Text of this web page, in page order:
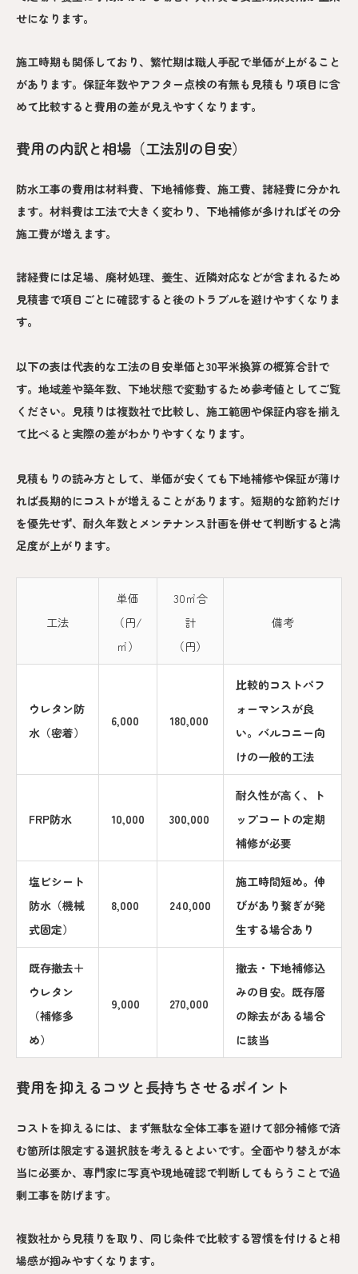
せになります。
施工時期も関係しており、繁忙期は職人手配で単価が上がること
があります。保証年数やアフター点検の有無も見積もり項目に含
めて比較すると費用の差が見えやすくなります。
費用の内訳と相場（工法別の目安）
防水工事の費用は材料費、下地補修費、施工費、諸経費に分かれ
ます。材料費は工法で大きく変わり、下地補修が多ければその分
施工費が増えます。
諸経費には足場、廃材処理、養生、近隣対応などが含まれるため
見積書で項目ごとに確認すると後のトラブルを避けやすくなりま
す。
以下の表は代表的な工法の目安単価と30平米換算の概算合計で
す。地域差や築年数、下地状態で変動するため参考値としてご覧
ください。見積りは複数社で比較し、施工範囲や保証内容を揃え
て比べると実際の差がわかりやすくなります。
見積もりの読み方として、単価が安くても下地補修や保証が薄け
れば長期的にコストが増えることがあります。短期的な節約だけ
を優先せず、耐久年数とメンテナンス計画を併せて判断すると満
足度が上がります。
工法
単価
（円/
㎡）
30㎡合
計
（円）
備考
ウレタン防
水（密着）
6,000 180,000
比較的コストパフ
ォーマンスが良
い。バルコニー向
けの一般的工法
FRP防水 10,000 300,000
耐久性が高く、ト
ップコートの定期
補修が必要
塩ビシート
防水（機械
式固定）
8,000 240,000
施工時間短め。伸
びがあり繋ぎが発
生する場合あり
既存撤去＋
ウレタン
（補修多
め）
9,000 270,000
撤去・下地補修込
みの目安。既存層
の除去がある場合
に該当
費用を抑えるコツと長持ちさせるポイント
コストを抑えるには、まず無駄な全体工事を避けて部分補修で済
む箇所は限定する選択肢を考えるとよいです。全面やり替えが本
当に必要か、専門家に写真や現地確認で判断してもらうことで過
剰工事を防げます。
複数社から見積りを取り、同じ条件で比較する習慣を付けると相
場感が掴みやすくなります。